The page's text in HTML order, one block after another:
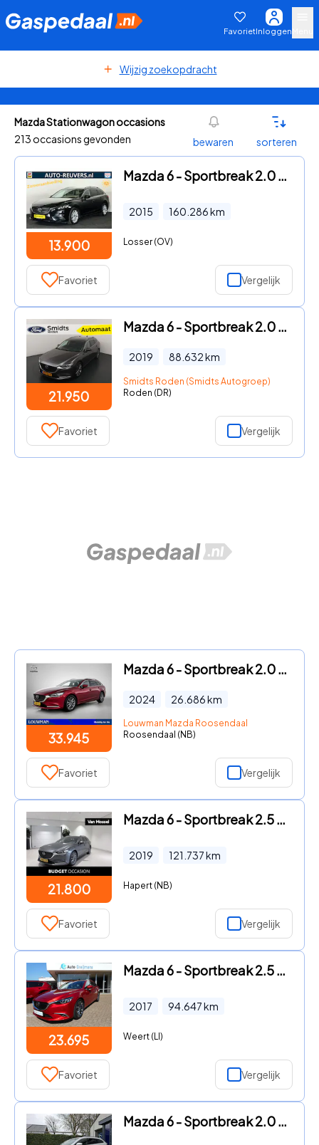
FavorietInloggen
Wijzig zoekopdracht
Mazda Stationwagon occasions
213 occasions gevonden
bewaren sorteren
13.900
Mazda 6 - Sportbreak 2.0 SkyActiv-G 165 Skylease+ / LED / Aut / Trekha
2015 160.286km
Losser (OV)
Favoriet Vergelijk
21.950
Mazda 6 - Sportbreak 2.0 SkyActiv-G 165 | 19-inch | 360 camera | Head
2019 88.632km
Smidts Roden (Smidts Autogroep)
Roden (DR)
Favoriet Vergelijk
33.945
Mazda 6 - Sportbreak 2.0 SkyActiv-G 165 Centre-Line Navigatie | Camera
2024 26.686km
Louwman Mazda Roosendaal
Roosendaal (NB)
Favoriet Vergelijk
21.800
Mazda 6 - Sportbreak 2.5 SkyActiv-G 194 Signature Volledig onderhouden
2019 121.737km
Hapert (NB)
Favoriet Vergelijk
23.695
Mazda 6 - Sportbreak 2.5 SkyActiv-G 192 GT-M Sunroof Trekhaak
2017 94.647km
Weert (LI)
Favoriet Vergelijk
Mazda 6 - Sportbreak 2.0 HP GT-M Trekhaak, Leder, Navi, Bose